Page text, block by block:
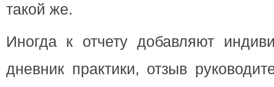
такой же.
Иногда к отчету добавляют
дневник практики, отзыв